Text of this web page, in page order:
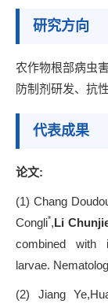
研究方向
农作物根部病虫
防制剂研发、抗
代表成果
论文:
(1) Chang
Congli*,Li
combined with
larvae.
(2) Jiang